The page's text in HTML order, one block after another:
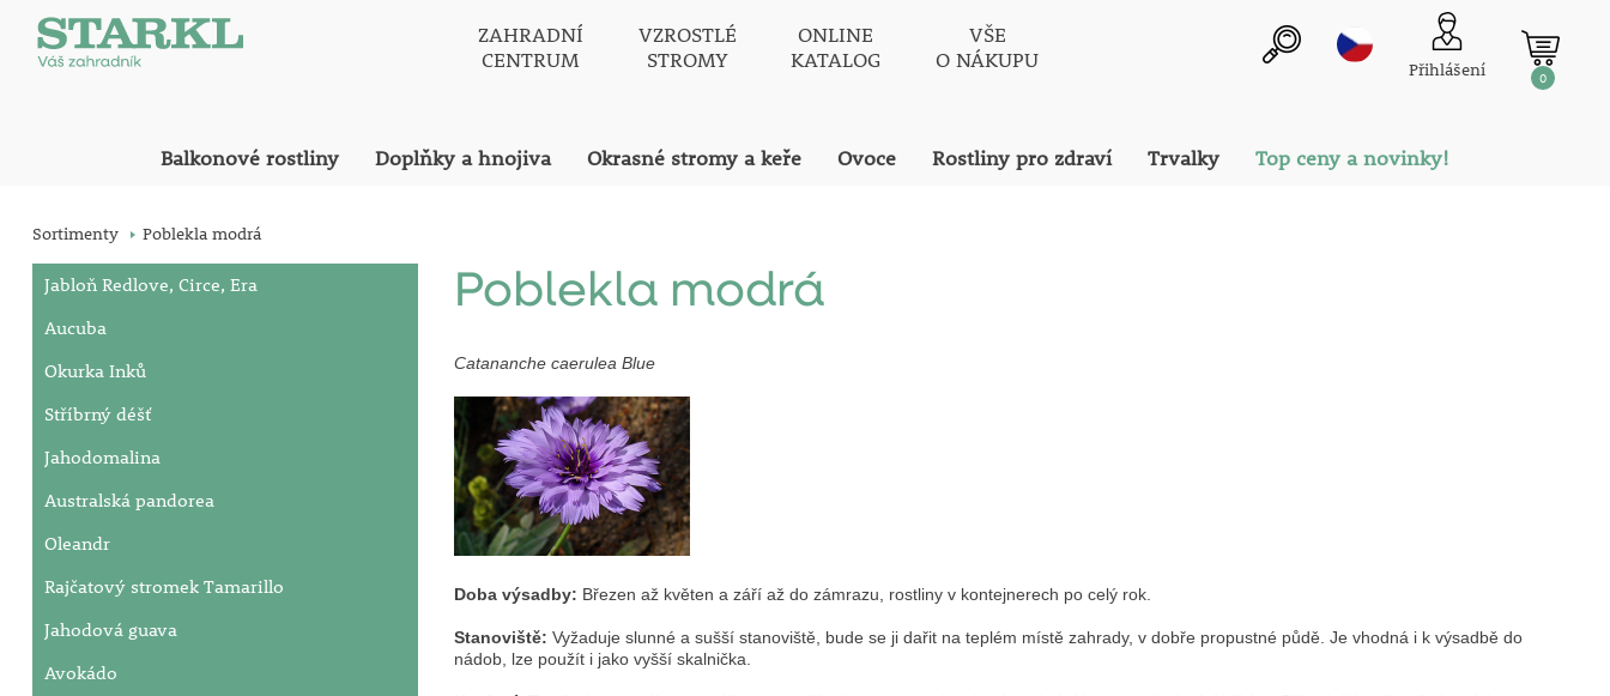
ZAHRADNÍ
CENTRUM
VZROSTLÉ
STROMY
ONLINE
KATALOG
VŠE
O NÁKUPU
Přihlášení 0
Balkonové rostliny Doplňky a hnojiva Okrasné stromy a keře Ovoce Rostliny pro zdraví Trvalky Top ceny a novinky!
Sortimenty Poblekla modrá
Jabloň Redlove, Circe, Era
Aucuba
Okurka Inků
Stříbrný déšť
Jahodomalina
Australská pandorea
Oleandr
Rajčatový stromek Tamarillo
Jahodová guava
Avokádo
Poblekla modrá
Catananche caerulea Blue
Doba výsadby: Březen až květen a září až do zámrazu, rostliny v kontejnerech po celý rok.
Stanoviště:Vyžaduje slunné a sušší stanoviště, bude se ji dařit na teplém místě zahrady, v dobře propustné půdě. Je vhodná i k výsadbě do
nádob, lze použít i jako vyšší skalnička.